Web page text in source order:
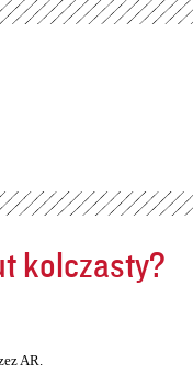
kolczasty?
AR.